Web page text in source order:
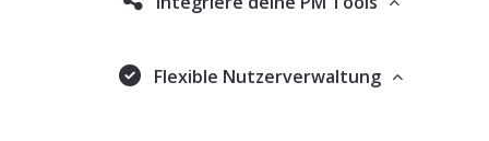
Flexible Nutzerverwaltung